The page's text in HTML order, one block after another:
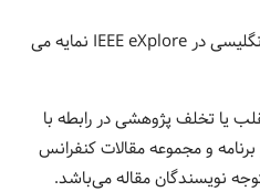
- مقالات فارسی در ISC و مقالات انگلیسی در IEEE eXplore نمایه می
یا تخلف پژوهشی در رابطه با
برنامه و مجموعه مقالات کنفرانس
نویسندگان مقاله می‌باشد.